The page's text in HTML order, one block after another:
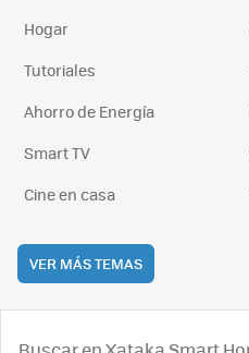
Hogar
Tutoriales
Ahorro de Energía
Smart TV
Cine en casa
VER MÁS TEMAS